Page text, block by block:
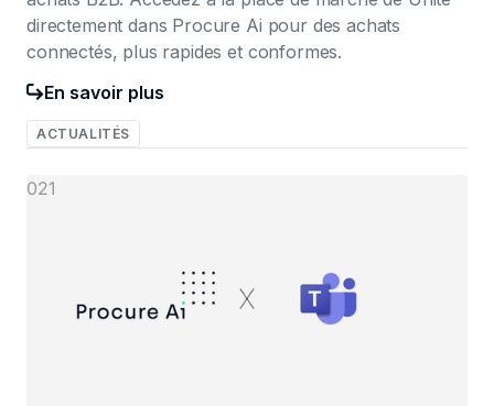
directement dans Procure Ai pour des achats
connectés, plus rapides et conformes.
En savoir plus
ACTUALITÉS
021